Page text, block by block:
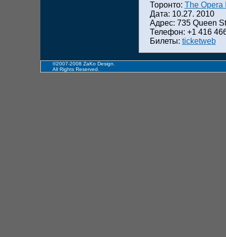
Торонто: The Opera
Дата: 10.27. 2010
Адрес: 735 Queen
Телефон: +1 416
Билеты: ticketweb
©2007-2008 ZaKo Design.
All Rights Reserved.